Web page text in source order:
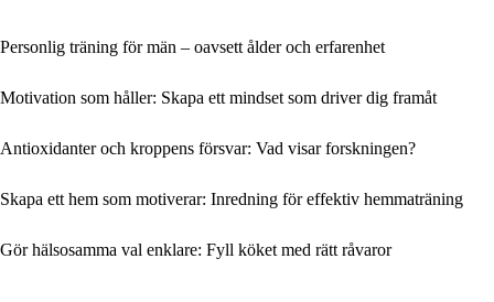
Personlig träning för män – oavsett ålder och erfarenhet
Motivation som håller: Skapa ett mindset som driver dig framåt
Antioxidanter och kroppens försvar: Vad visar forskningen?
Skapa ett hem som motiverar: Inredning för effektiv hemmaträning
Gör hälsosamma val enklare: Fyll köket med rätt råvaror